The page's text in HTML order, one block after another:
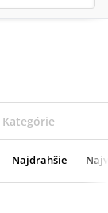
Kategórie
Najdrahšie